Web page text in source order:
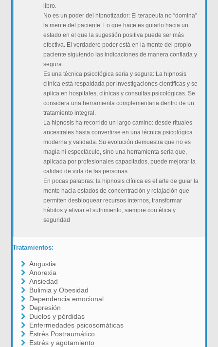
libro.
No es un poder del hipnotizador: El terapeuta no “domina”
la mente del paciente. Lo que hace es guiarlo hacia un
estado en el que la sugestión positiva puede ser más
efectiva. El verdadero poder está en la mente del propio
paciente siguiendo las indicaciones de manera confiada y
segura.
Es una técnica psicológica seria y segura: La hipnosis
clínica está respaldada por investigaciones científicas y se
aplica en hospitales, clínicas y consultas psicológicas. Se
considera una herramienta complementaria dentro de un
tratamiento integral.
La hipnosis ha recorrido un largo camino: desde rituales
ancestrales hasta convertirse en una técnica psicológica
moderna y validada. Su evolución demuestra que no es
magia ni espectáculo, sino una herramienta seria que,
aplicada por profesionales capacitados, puede mejorar la
calidad de vida de las personas.
En pocas palabras: la hipnosis clínica es el arte de guiar la
mente hacia estados de concentración y relajación que
permiten desbloquear recursos internos, transformar
hábitos y aliviar el sufrimiento, siempre con ética y
seguridad
Tratamientos:
Angustia
Anorexia
Ansiedad
Bulimia y Obesidad
Dependencia emocional
Depresión
Duelos y pérdidas
Enfermedades psicosomáticas
Estrés Postraumático
Estrés y agotamiento